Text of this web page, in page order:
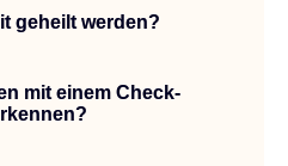
geheilt werden?
mit einem Check-